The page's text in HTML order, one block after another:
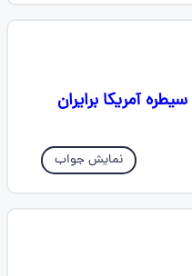
نمایش جواب